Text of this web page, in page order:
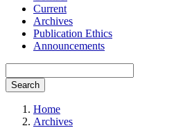
Current
Archives
Publication Ethics
Announcements
Search
Home
Archives